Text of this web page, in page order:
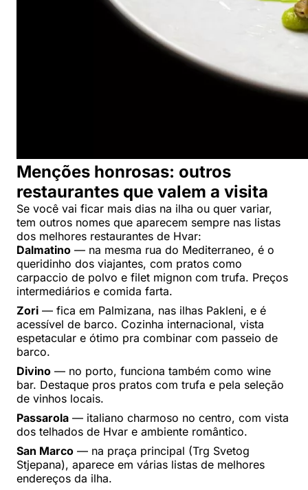
Menções honrosas: outros
restaurantes que valem a visita
Se você vai ficar mais dias na ilha ou quer variar,
tem outros nomes que aparecem sempre nas listas
dos melhores restaurantes de Hvar:
Dalmatino — na mesma rua do Mediterraneo, é o
queridinho dos viajantes, com pratos como
carpaccio de polvo e filet mignon com trufa. Preços
intermediários e comida farta.
Zori — fica em Palmizana, nas ilhas Pakleni, e é
acessível de barco. Cozinha internacional, vista
espetacular e ótimo pra combinar com passeio de
barco.
Divino — no porto, funciona também como wine
bar. Destaque pros pratos com trufa e pela seleção
de vinhos locais.
Passarola — italiano charmoso no centro, com vista
dos telhados de Hvar e ambiente romântico.
San Marco — na praça principal (Trg Svetog
Stjepana), aparece em várias listas de melhores
endereços da ilha.